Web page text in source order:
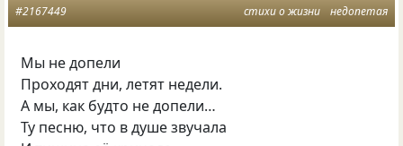
стихи о жизни недопетая
#2167449
Мы не допели
Проходят дни, летят недели.
А мы, как будто не допели…
Ту песню, что в душе звучала